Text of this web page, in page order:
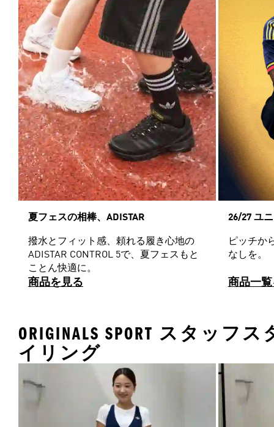
夏フェスの相棒、ADISTAR
撥水とフィット感、頼れる履き心地の
ADISTAR CONTROL 5で、夏フェスもと
ことん快適に。
商品を見る
26/27 ユ
ピッチか
なしを。
商品一
ORIGINALS SPORT スタッフス
イリング